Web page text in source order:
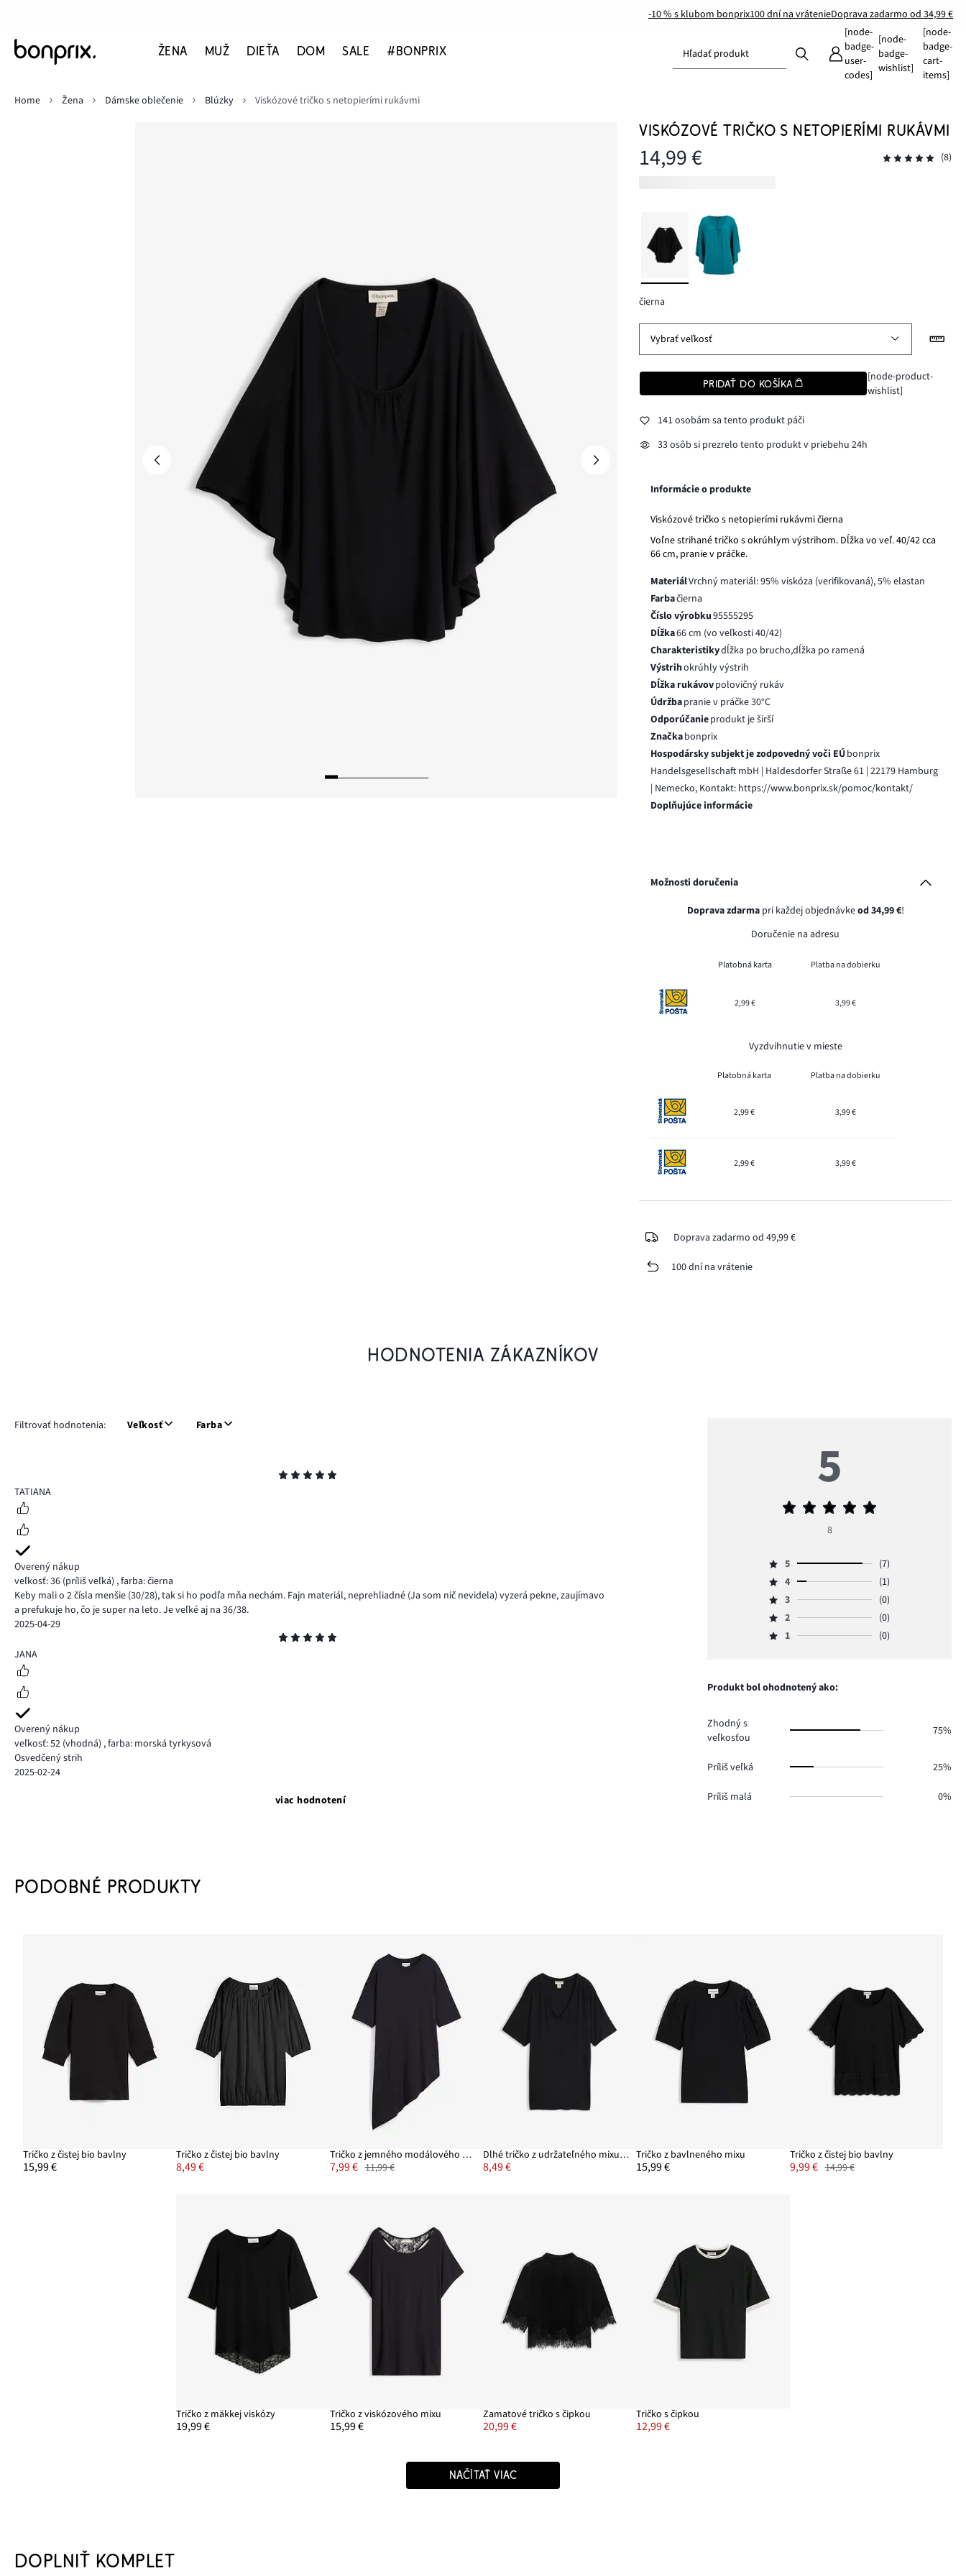
-10 % s klubom bonprix100 dní na vrátenieDoprava zadarmo od 34,99 €
ŽENA MUŽ DIEŤA DOM SALE #BONPRIX Hľadať produkt
[node-
badge-
user-
codes]
[node-
badge-
wishlist]
[node-
badge-
cart-
items]
Home
Žena Dámske oblečenie Blúzky Viskózové tričko s netopierími rukávmi
VISKÓZOVÉ TRIČKO S NETOPIERÍMI RUKÁVMI
14,99 € (8)
čierna
Vybrať veľkosť
PRIDAŤ DO KOŠÍKA
[node-product-
wishlist]
141 osobám sa tento produkt páči
33 osôb si prezrelo tento produkt v priebehu 24h
Informácie o produkte
Viskózové tričko s netopierími rukávmi čierna
Voľne strihané tričko s okrúhlym výstrihom. Dĺžka vo veľ. 40/42 cca
66 cm, pranie v práčke.
MateriálVrchný materiál: 95% viskóza (verifikovaná), 5% elastan
Farbačierna
Číslo výrobku95555295
Dĺžka66 cm (vo veľkosti 40/42)
Charakteristikydĺžka po brucho,dĺžka po ramená
Výstrihokrúhly výstrih
Dĺžka rukávovpolovičný rukáv
Údržbapranie v práčke 30°C
Odporúčanieprodukt je širší
Značkabonprix
Hospodársky subjekt je zodpovedný voči EÚbonprix
Handelsgesellschaft mbH | Haldesdorfer Straße 61 | 22179 Hamburg
| Nemecko, Kontakt: https://www.bonprix.sk/pomoc/kontakt/
Doplňujúce informácie
Možnosti doručenia
Doprava zdarmapri každej objednávkeod 34,99 €!
Doručenie na adresu
Platobná karta Platba na dobierku
2,99 € 3,99 €
Vyzdvihnutie v mieste
Platobná karta Platba na dobierku
2,99 € 3,99 €
2,99 € 3,99 €
Doprava zadarmo od 49,99 €
100 dní na vrátenie
HODNOTENIA ZÁKAZNÍKOV
Filtrovať hodnotenia: Veľkosť Farba
5
TATIANA
Overený nákup
veľkosť: 36 (príliš veľká) ,farba: čierna
Keby mali o 2 čísla menšie (30/28), tak si ho podľa mňa nechám. Fajn materiál, neprehliadné (Ja som nič nevidela) vyzerá pekne, zaujímavo
a prefukuje ho, čo je super na leto. Je veľké aj na 36/38.
2025-04-29
5
JANA
Overený nákup
veľkosť: 52 (vhodná) ,farba: morská tyrkysová
Osvedčený strih
2025-02-24
viac hodnotení
5
Priemerné
5
8
Hodnotenie
5,
počet
hlasov
5
(7)
Hodnotenie
4,
počet
hlasov
4
(1)
Hodnotenie
3,
počet
3
(0)
Hodnotenie
2,
0.
2
(0)
Hodnotenie
hlasov
1 (0)
Produkt bol ohodnotený ako:
Zhodný s
veľkosťou
75%
Príliš veľká 25%
Príliš malá 0%
PODOBNÉ PRODUKTY
Tričko z čistej bio bavlny
15,99 €
Tričko z čistej bio bavlny
8,49 €
Tričko z jemného modálového mixu
7,99 € 11,99 €
Dlhé tričko z udržateľného mixu viskózy
8,49 €
Tričko z bavlneného mixu
15,99 €
Tričko z čistej bio bavlny
9,99 € 14,99 €
Tričko z mäkkej viskózy
19,99 €
Tričko z viskózového mixu
15,99 €
Zamatové tričko s čipkou
20,99 €
Tričko s čipkou
12,99 €
NAČÍTAŤ VIAC
DOPLNIŤ KOMPLET